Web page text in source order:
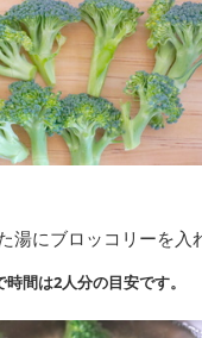
湯にブロッコリーを入
時間は2人分の目安です。